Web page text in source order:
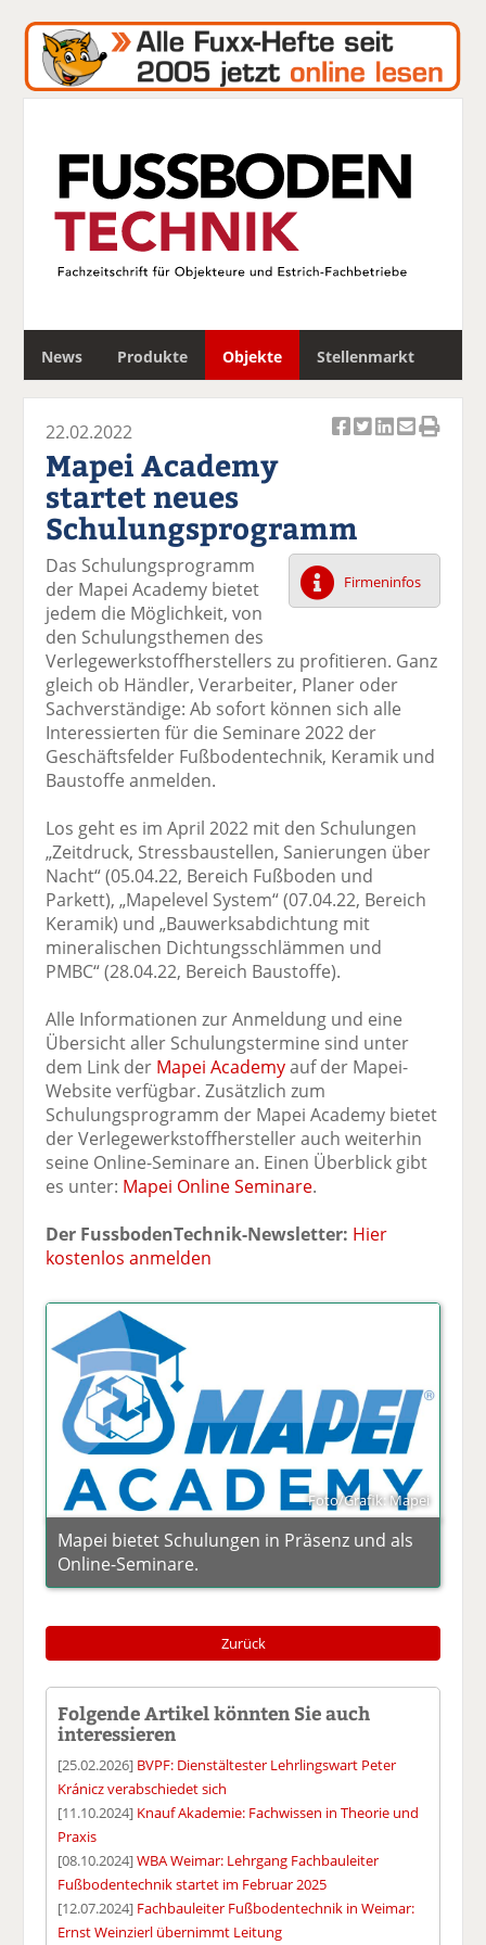
News Produkte Objekte Stellenmarkt
c
el
a
uf
F
ac
b
o
o
k
te
n
el
t
wi
tt
er
uf
Li
n
e
di
n
te
il
er
E
m
l
v
er
n
n
ck
e
22.02.2022
Mapei Academy
startet neues
Schulungsprogramm
Firmeninfos
Das Schulungsprogramm
der Mapei Academy bietet
jedem die Möglichkeit, von
den Schulungsthemen des
Verlegewerkstoffherstellers zu profitieren. Ganz
gleich ob Händler, Verarbeiter, Planer oder
Sachverständige: Ab sofort können sich alle
Interessierten für die Seminare 2022 der
Geschäftsfelder Fußbodentechnik, Keramik und
Baustoffe anmelden.
Los geht es im April 2022 mit den Schulungen
„Zeitdruck, Stressbaustellen, Sanierungen über
Nacht“ (05.04.22, Bereich Fußboden und
Parkett), „Mapelevel System“ (07.04.22, Bereich
Keramik) und „Bauwerksabdichtung mit
mineralischen Dichtungsschlämmen und
PMBC“ (28.04.22, Bereich Baustoffe).
Alle Informationen zur Anmeldung und eine
Übersicht aller Schulungstermine sind unter
dem Link der Mapei Academyauf der Mapei-
Website verfügbar. Zusätzlich zum
Schulungsprogramm der Mapei Academy bietet
der Verlegewerkstoffhersteller auch weiterhin
seine Online-Seminare an. Einen Überblick gibt
es unter: Mapei Online Seminare.
Der FussbodenTechnik-Newsletter: Hier
kostenlos anmelden
Foto/Grafik: Mapei
Mapei bietet Schulungen in Präsenz und als
Online-Seminare.
Zurück
Folgende Artikel könnten Sie auch
interessieren
[25.02.2026] BVPF: Dienstältester Lehrlingswart Peter
Kránicz verabschiedet sich
[11.10.2024] Knauf Akademie: Fachwissen in Theorie und
Praxis
[08.10.2024]WBA Weimar: Lehrgang Fachbauleiter
Fußbodentechnik startet im Februar 2025
[12.07.2024] Fachbauleiter Fußbodentechnik in Weimar:
Ernst Weinzierl übernimmt Leitung